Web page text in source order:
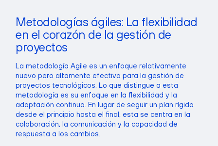
Metodologías ágiles: La flexibilidad
en el corazón de la gestión de
proyectos
La metodología Agile es un enfoque relativamente
nuevo pero altamente efectivo para la gestión de
proyectos tecnológicos. Lo que distingue a esta
metodología es su enfoque en la flexibilidad y la
adaptación continua. En lugar de seguir un plan rígido
desde el principio hasta el final, esta se centra en la
colaboración, la comunicación y la capacidad de
respuesta a los cambios.